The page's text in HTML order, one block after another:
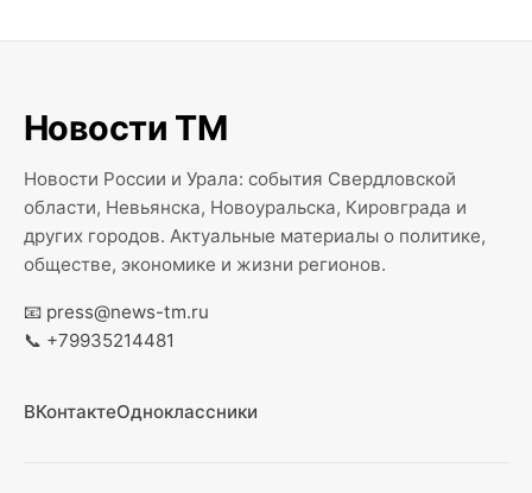
Новости ТМ
Новости России и Урала: события Свердловской
области, Невьянска, Новоуральска, Кировграда и
других городов. Актуальные материалы о политике,
обществе, экономике и жизни регионов.
📧 press@news-tm.ru
📞 +79935214481
ВКонтактеОдноклассники